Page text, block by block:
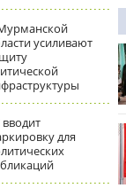
усиливают
вводит
для